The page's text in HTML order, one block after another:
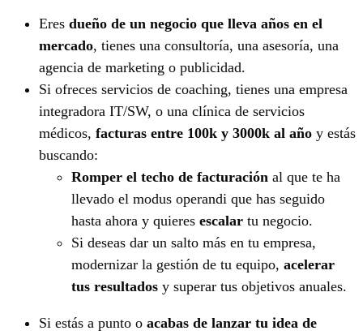
Eres dueño de un negocio que lleva años en el
mercado, tienes una consultoría, una asesoría, una
agencia de marketing o publicidad.
Si ofreces servicios de coaching, tienes una empresa
integradora IT/SW, o una clínica de servicios
médicos, facturas entre 100k y 3000k al año y estás
buscando:
Romper el techo de facturación al que te ha
llevado el modus operandi que has seguido
hasta ahora y quieres escalar tu negocio.
Si deseas dar un salto más en tu empresa,
modernizar la gestión de tu equipo, acelerar
tus resultados y superar tus objetivos anuales.
Si estás a punto o acabas de lanzar tu idea de